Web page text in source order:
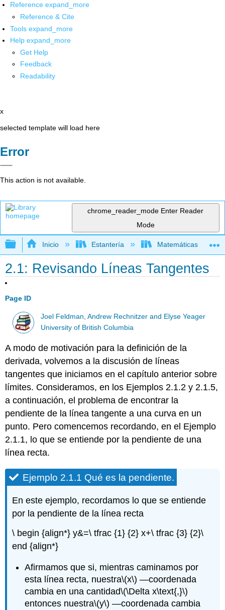
Reference expand_more
Reference & Cite
Tools expand_more
Help expand_more
Get Help
Feedback
Readability
x
selected template will load here
Error
This action is not available.
chrome_reader_mode Enter Reader
Mode
Expandir/contraer jerarquía global
Inicio Estantería Matemáticas
2.1: Revisando Líneas Tangentes
Page ID
Joel Feldman, Andrew Rechnitzer and Elyse Yeager
University of British Columbia
A modo de motivación para la definición de la
derivada, volvemos a la discusión de líneas
tangentes que iniciamos en el capítulo anterior sobre
límites. Consideramos, en los Ejemplos 2.1.2 y 2.1.5,
a continuación, el problema de encontrar la
pendiente de la línea tangente a una curva en un
punto. Pero comencemos recordando, en el Ejemplo
2.1.1, lo que se entiende por la pendiente de una
línea recta.
Ejemplo 2.1.1 Qué es la pendiente.
En este ejemplo, recordamos lo que se entiende
por la pendiente de la línea recta
\ begin {align*} y&=\ tfrac {1} {2} x+\ tfrac {3} {2}\
end {align*}
Afirmamos que si, mientras caminamos por
esta línea recta, nuestra\(x\) —coordenada
cambia en una cantidad\(\Delta x\text{,}\)
entonces nuestra\(y\) —coordenada cambia